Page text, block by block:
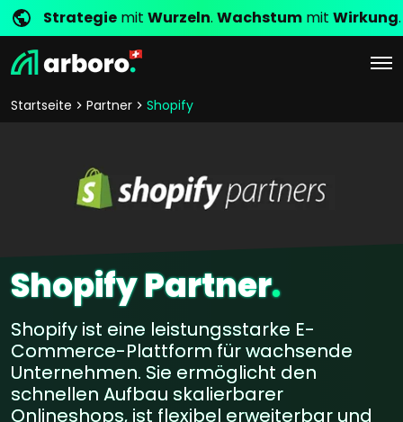
Strategie mit Wurzeln. Wachstum mit Wirkung.
Startseite Partner Shopify
Shopify Partner.
Shopify ist eine leistungsstarke E-
Commerce-Plattform für wachsende
Unternehmen. Sie ermöglicht den
schnellen Aufbau skalierbarer
Onlineshops, ist flexibel erweiterbar und